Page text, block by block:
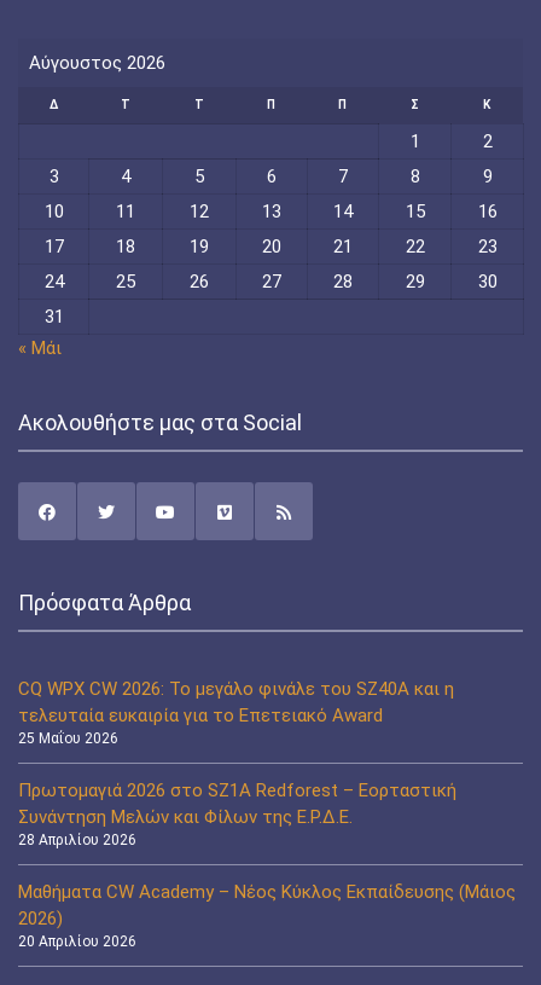
Αύγουστος 2026
Δ Τ Τ Π Π Σ Κ
1
2
3
4 5 6 7 8
9
10
11 12 13 14 15
16
17
18 19 20 21 22
23
24
25 26 27 28 29
30
31
« Μάι
Ακολουθήστε μας στα Social
Πρόσφατα Άρθρα
CQ WPX CW 2026: Το μεγάλο φινάλε του SZ40A και η
τελευταία ευκαιρία για το Επετειακό Award
25 Μαΐου 2026
Πρωτομαγιά 2026 στο SZ1A Redforest – Εορταστική
Συνάντηση Μελών και Φίλων της Ε.Ρ.Δ.Ε.
28 Απριλίου 2026
Μαθήματα CW Academy – Νέος Κύκλος Εκπαίδευσης (Μάιος
2026)
20 Απριλίου 2026